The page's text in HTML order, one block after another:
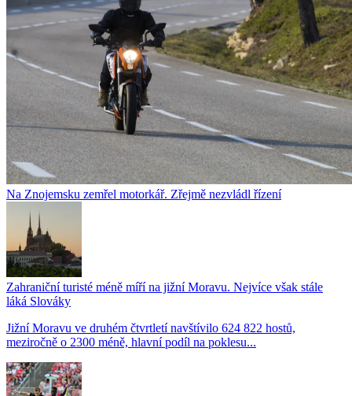
Na Znojemsku zemřel motorkář. Zřejmě nezvládl řízení
Zahraniční turisté méně míří na jižní Moravu. Nejvíce však stále
láká Slováky
Jižní Moravu ve druhém čtvrtletí navštívilo 624 822 hostů,
meziročně o 2300 méně, hlavní podíl na poklesu...